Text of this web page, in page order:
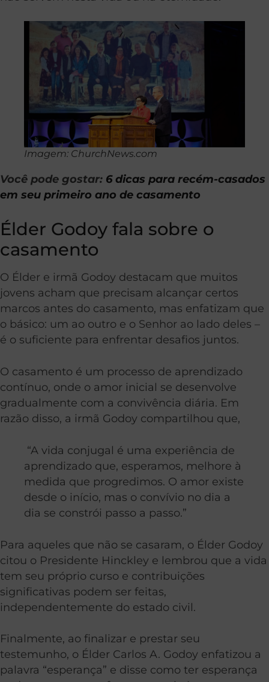
Imagem: ChurchNews.com
Você pode gostar: 6 dicas para recém-casados
em seu primeiro ano de casamento
Élder Godoy fala sobre o
casamento
O Élder e irmã Godoy destacam que muitos
jovens acham que precisam alcançar certos
marcos antes do casamento, mas enfatizam que
o básico: um ao outro e o Senhor ao lado deles –
é o suficiente para enfrentar desafios juntos.
O casamento é um processo de aprendizado
contínuo, onde o amor inicial se desenvolve
gradualmente com a convivência diária. Em
razão disso, a irmã Godoy compartilhou que,
“A vida conjugal é uma experiência de
aprendizado que, esperamos, melhore à
medida que progredimos. O amor existe
desde o início, mas o convívio no dia a
dia se constrói passo a passo.”
Para aqueles que não se casaram, o Élder Godoy
citou o Presidente Hinckley e lembrou que a vida
tem seu próprio curso e contribuições
significativas podem ser feitas,
independentemente do estado civil.
Finalmente, ao finalizar e prestar seu
testemunho, o Élder Carlos A. Godoy enfatizou a
palavra “esperança” e disse como ter esperança